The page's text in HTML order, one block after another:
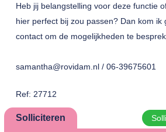
Heb jij belangstelling voor deze functie
hier perfect bij zou passen? Dan kom ik
contact om de mogelijkheden te
samantha@rovidam.nl / 06-39675601
Ref: 27712
Solliciteren